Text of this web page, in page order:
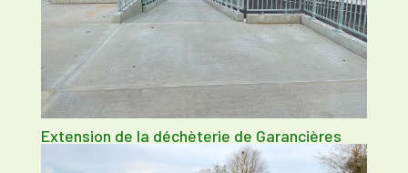
Extension de la déchèterie de Garancières